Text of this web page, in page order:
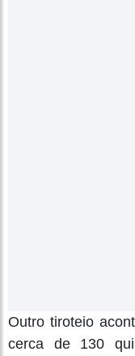
Outro tiroteio
cerca de 130